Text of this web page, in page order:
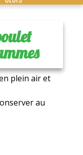
plein air et
au